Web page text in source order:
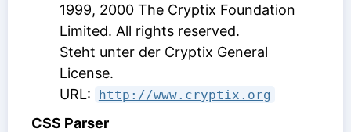
1999, 2000 The Cryptix Foundation
Limited. All rights reserved.
Steht unter der Cryptix General
License.
URL:
http://www.cryptix.org
CSS Parser